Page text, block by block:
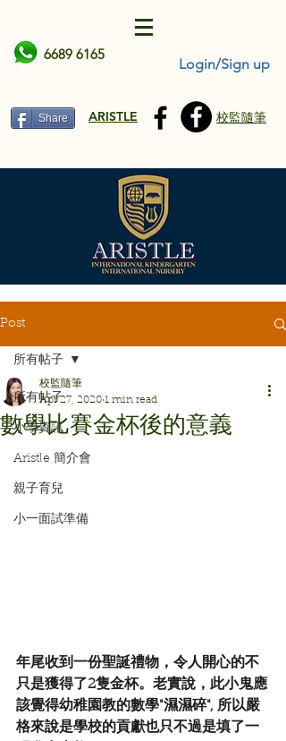
6689 6165
Login/Sign up
Share ARISTLE 校監隨筆
Post
所有帖子
小學資訊
Aristle 簡介會
親子育兒
小一面試準備
所有帖子
數學比賽金杯後的意義
校監隨筆
Apr 27, 2020 1 min read
年尾收到一份聖誕禮物，令人開心的不
只是獲得了2隻金杯。老實說，此小鬼應
該覺得幼稚園教的數學"濕濕碎", 所以嚴
格來說是學校的貢獻也只不過是填了一